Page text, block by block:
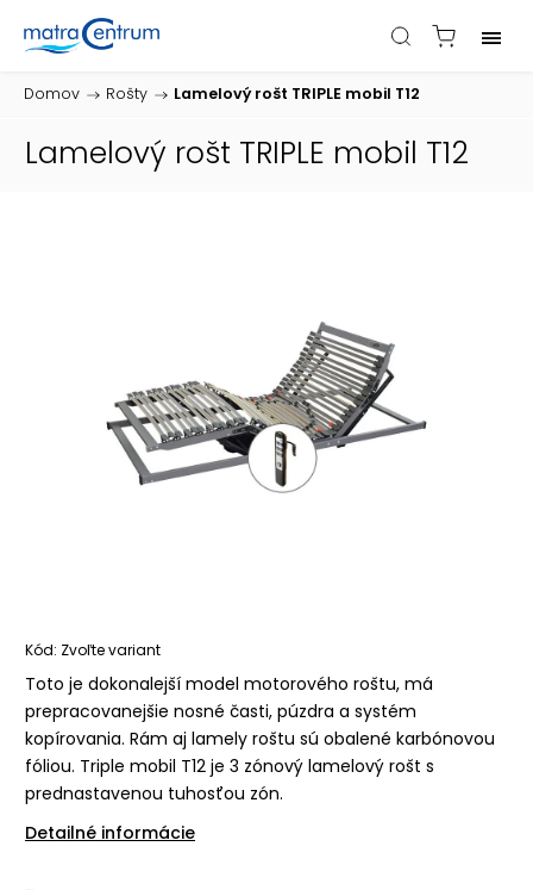
Domov / Rošty / Lamelový rošt TRIPLE mobil T12
Lamelový rošt TRIPLE mobil T12
Kód: Zvoľte variant
Toto je dokonalejší model motorového roštu, má
prepracovanejšie nosné časti, púzdra a systém
kopírovania. Rám aj lamely roštu sú obalené karbónovou
fóliou. Triple mobil T12 je 3 zónový lamelový rošt s
prednastavenou tuhosťou zón.
Detailné informácie